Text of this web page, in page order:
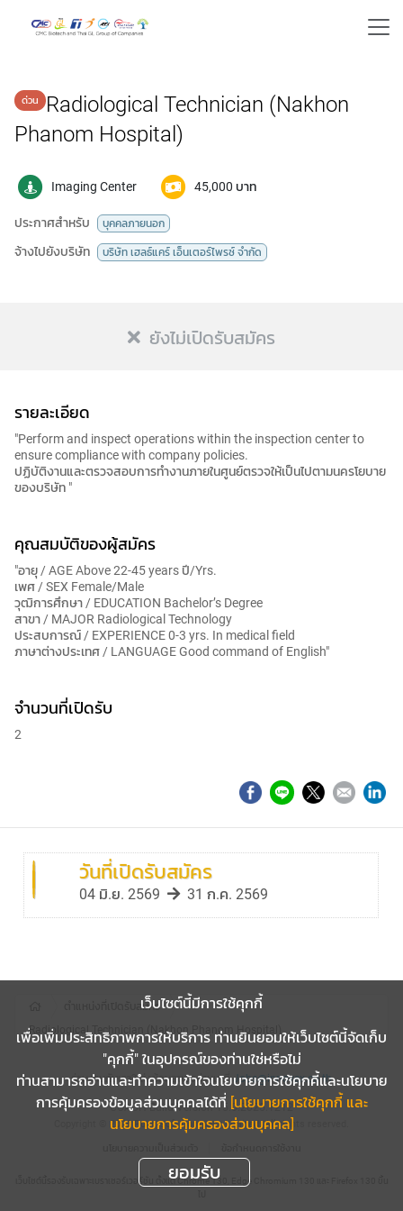
Radiological Technician (Nakhon
Phanom Hospital)
Imaging Center 45,000 บาท
ประกาศสำหรับ บุคคลภายนอก
จ้างไปยังบริษัท บริษัท เฮลธ์แคร์ เอ็นเตอร์ไพรซ์ จำกัด
ยังไม่เปิดรับสมัคร
รายละเอียด
"Perform and inspect operations within the inspection center to
ensure compliance with company policies.
ปฏิบัติงานและตรวจสอบการทำงานภายในศูนย์ตรวจให้เป็นไปตามนครโยบาย
ของบริษัท "
คุณสมบัติของผู้สมัคร
"อายุ / AGE Above 22-45 years ปี/Yrs.
เพศ / SEX Female/Male
วุฒิการศึกษา / EDUCATION Bachelor’s Degree
สาขา / MAJOR Radiological Technology
ประสบการณ์ / EXPERIENCE 0-3 yrs. In medical field
ภาษาต่างประเทศ / LANGUAGE Good command of English"
จำนวนที่เปิดรับ
2
วันที่เปิดรับสมัคร
04 มิ.ย. 2569 31 ก.ค. 2569
ตำแหน่งที่เปิดรับสมัคร
Radiological Technician (Nakhon Phanom Hospital)
ร่วมงานกับเรา? ส่งข้อมูลของท่านมาที่Jobs@innovex.co.th
COACHBuild Version 15.0.2025.1212
Copyright © 2026 Puumsoft Company Limited.All rights reserved.
เว็บไซต์นี้รองรับเฉพาะเบราเซอร์เวอร์ชัน ตั้งแต่ Chrome 130, Edge Chromium 130 และ Firefox 130 ขึ้น
เว็บไซต์นี้มีการใช้คุกกี้
เพื่อเพิ่มประสิทธิภาพการให้บริการ ท่านยินยอมให้เว็บไซต์นี้จัดเก็บ
"คุกกี้" ในอุปกรณ์ของท่านใช่หรือไม่
ท่านสามารถอ่านและทำความเข้าใจนโยบายการใช้คุกคี้และนโยบาย
การคุ้มครองข้อมูลส่วนบุคคลได้ที่ [นโยบายการใช้คุกกี้ และ
นโยบายการคุ้มครองส่วนบุคคล]
ยอมรับ